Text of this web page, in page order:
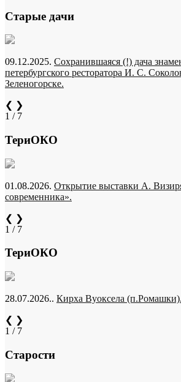
Старые дачи
09.12.2025. Сохранившаяся (!) дача
петербургского ресторатора И. С.
Зеленогорске.
❮ ❯
1 / 7
ТериОКО
01.08.2026. Открытие выставки А.
современника».
❮ ❯
1 / 7
ТериОКО
28.07.2026.. Кирха Вуоксела
❮ ❯
1 / 7
Старости